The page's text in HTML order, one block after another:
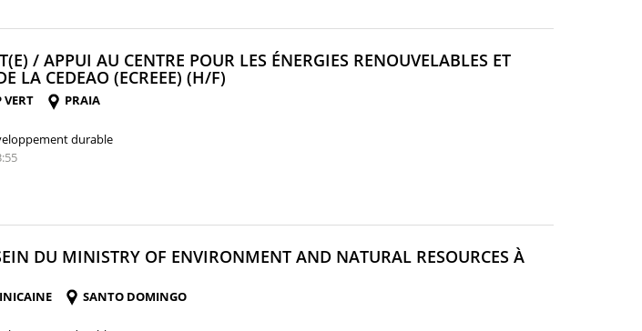
/ APPUI AU CENTRE POUR LES ÉNERGIES RENOUVELABLES ET
LA CEDEAO (ECREEE) (H/F)
VERT
PRAIA
durable
DU MINISTRY OF ENVIRONMENT AND NATURAL RESOURCES À
SANTO DOMINGO